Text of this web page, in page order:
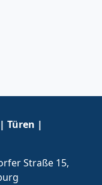
Türen |
Straße 15,